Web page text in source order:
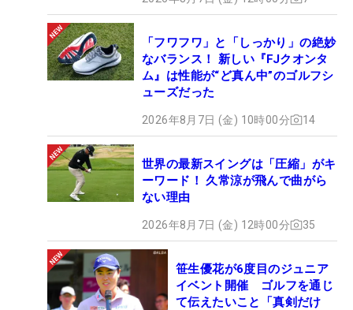
「フワフワ」と「しっかり」の絶妙
なバランス！ 新しい『FJクオンタ
ム』は性能が“ど真ん中”のゴルフシ
ューズだった
2026年8月7日 (金) 10時00分 14
世界の最新スイングは「圧縮」がキ
ーワード！ 久常涼が飛んで曲がら
ない理由
2026年8月7日 (金) 12時00分 35
笹生優花が6度目のジュニア
イベント開催 ゴルフを通じ
て伝えたいこと「真剣だけ